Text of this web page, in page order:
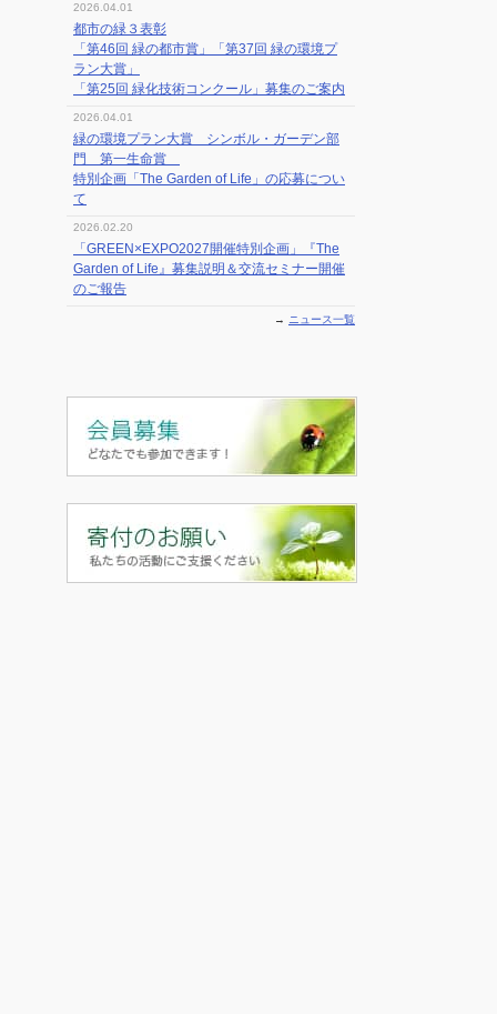
2026.04.01
都市の緑３表彰
「第46回 緑の都市賞」「第37回 緑の環境プ
ラン大賞」
「第25回 緑化技術コンクール」募集のご案内
2026.04.01
緑の環境プラン大賞 シンボル・ガーデン部
門 第一生命賞
特別企画「The Garden of Life」の応募につい
て
2026.02.20
「GREEN×EXPO2027開催特別企画」『The
Garden of Life』募集説明＆交流セミナー開催
のご報告
→ ニュース一覧